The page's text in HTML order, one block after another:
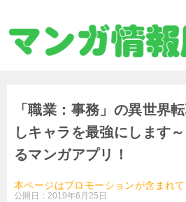
「職業：事務」の異世界
しキャラを最強にします
るマンガアプリ！
本ページはプロモーションが含まれ
公開日： 2019年6月25日